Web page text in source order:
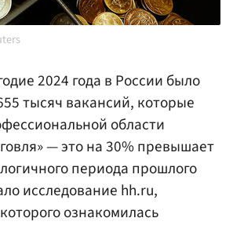
2024 года в России было
тысяч вакансий, которые
области
— это на 30% превышает
периода прошлого
исследование hh.ru,
ознакомилась